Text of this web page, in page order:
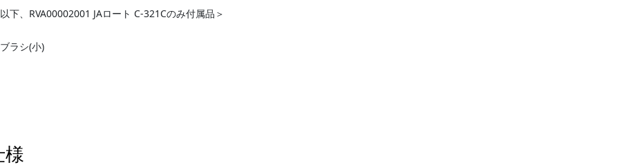
下、RVA00002001 JAロート C-321Cのみ付属品＞
ラシ(小)
様